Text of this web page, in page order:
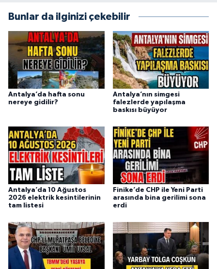
Bunlar da ilginizi çekebilir
Antalya’da hafta sonu
nereye gidilir?
Antalya’nın simgesi
falezlerde yapılaşma
baskısı büyüyor
Antalya’da 10 Ağustos
2026 elektrik kesintilerinin
tam listesi
Finike’de CHP ile Yeni Parti
arasında bina gerilimi sona
erdi